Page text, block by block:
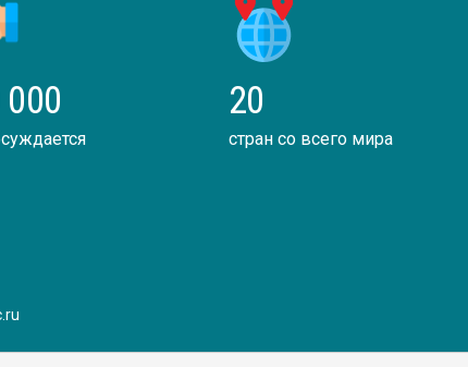
000 20
стран со всего мира